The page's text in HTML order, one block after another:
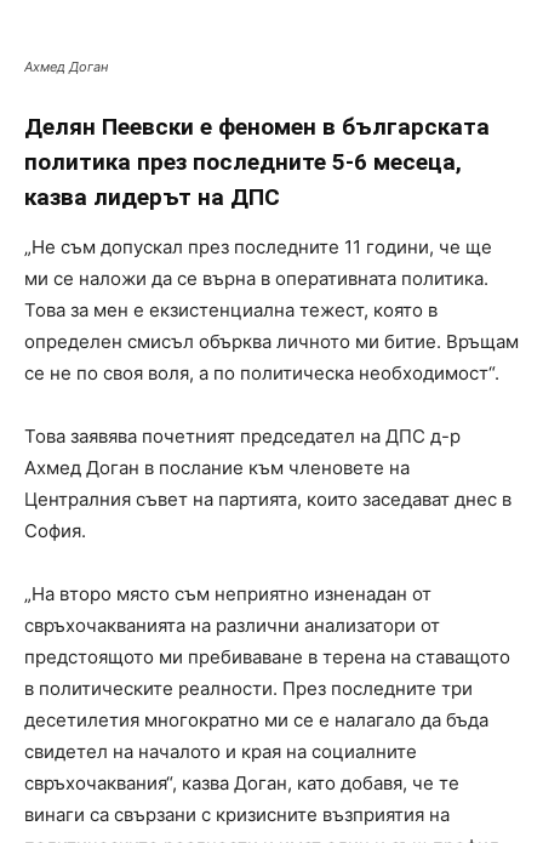
Ахмед Доган
Делян Пеевски е феномен в българската
политика през последните 5-6 месеца,
казва лидерът на ДПС
„Не съм допускал през последните 11 години, че ще
ми се наложи да се върна в оперативната политика.
Това за мен е екзистенциална тежест, която в
определен смисъл обърква личното ми битие. Връщам
се не по своя воля, а по политическа необходимост“.
Това заявява почетният председател на ДПС д-р
Ахмед Доган в послание към членовете на
Централния съвет на партията, които заседават днес в
София.
„На второ място съм неприятно изненадан от
свръхочакванията на различни анализатори от
предстоящото ми пребиваване в терена на ставащото
в политическите реалности. През последните три
десетилетия многократно ми се е налагало да бъда
свидетел на началото и края на социалните
свръхочаквания“, казва Доган, като добавя, че те
винаги са свързани с кризисните възприятия на